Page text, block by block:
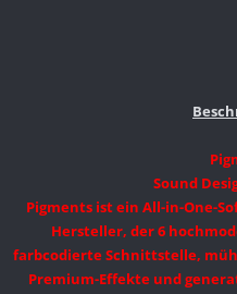
Sound
Pigments ist ein All-in-One-
Hersteller, der 6
farbcodierte Schnittstelle,
Premium-Effekte und